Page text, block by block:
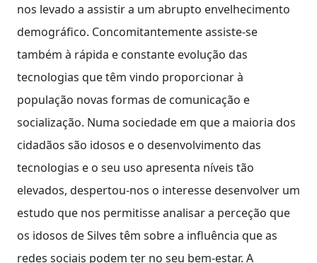
nos levado a assistir a um abrupto envelhecimento
demográfico. Concomitantemente assiste-se
também à rápida e constante evolução das
tecnologias que têm vindo proporcionar à
população novas formas de comunicação e
socialização. Numa sociedade em que a maioria dos
cidadãos são idosos e o desenvolvimento das
tecnologias e o seu uso apresenta níveis tão
elevados, despertou-nos o interesse desenvolver um
estudo que nos permitisse analisar a perceção que
os idosos de Silves têm sobre a influência que as
redes sociais podem ter no seu bem-estar. A